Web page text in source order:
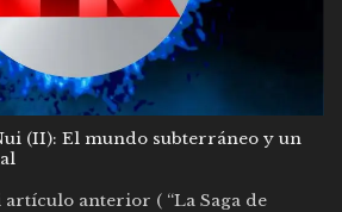
(II): El mundo subterráneo y un
anterior ( “La Saga de